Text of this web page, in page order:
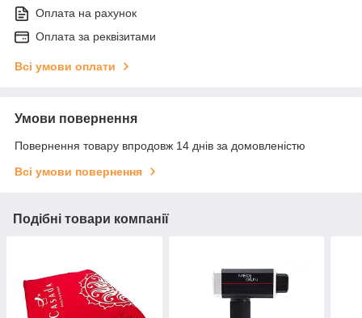
Оплата на рахунок
Оплата за реквізитами
Всі умови оплати
Умови повернення
Повернення товару впродовж 14 днів за домовленістю
Всі умови повернення
Подібні товари компанії